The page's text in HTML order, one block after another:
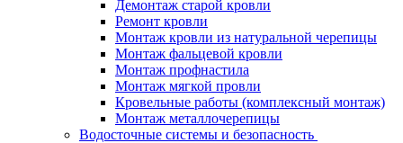
Демонтаж старой кровли
Ремонт кровли
Монтаж кровли из натуральной черепицы
Монтаж фальцевой кровли
Монтаж профнастила
Монтаж мягкой провли
Кровельные работы (комплексный монтаж)
Монтаж металлочерепицы
Водосточные системы и безопасность